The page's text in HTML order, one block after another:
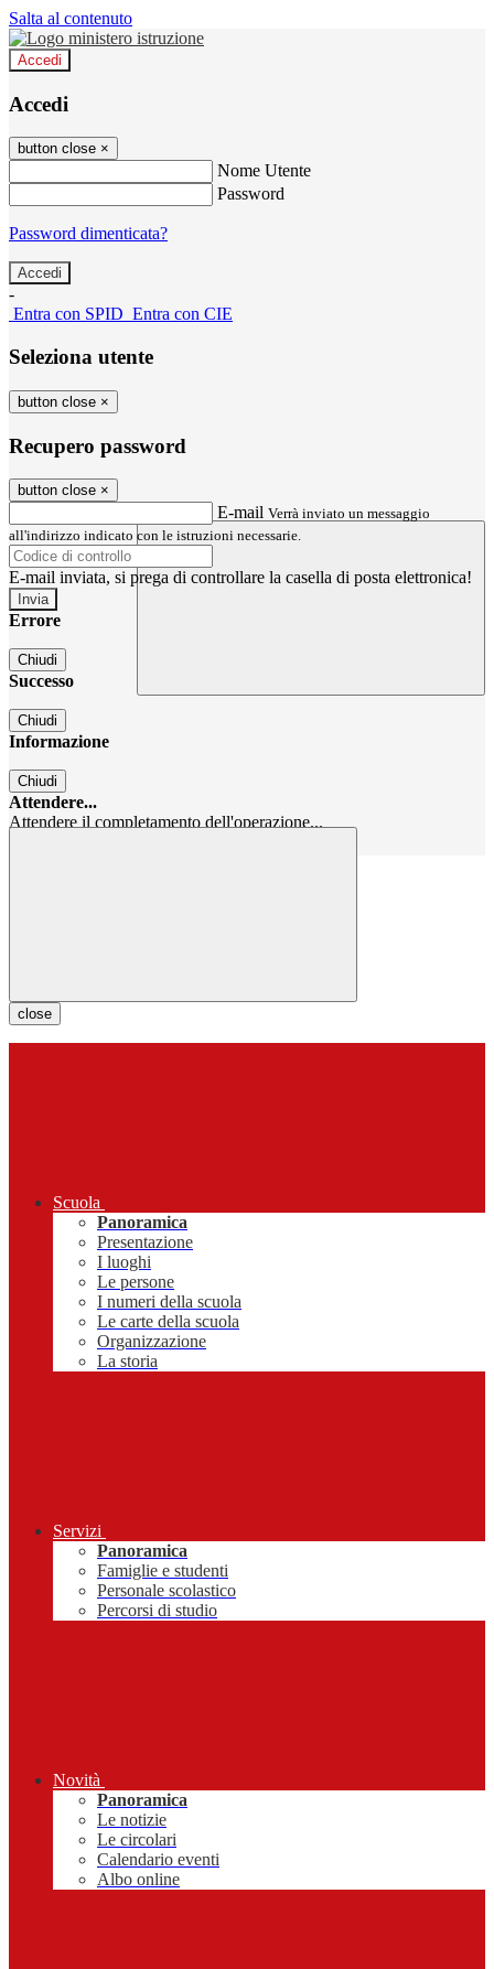
Salta al contenuto
Accedi
Accedi
button close ×
Nome Utente
Password
Password dimenticata?
-
Entra con SPID Entra con CIE
Seleziona utente
button close ×
Recupero password
button close ×
E-mail Verrà inviato un messaggio
all'indirizzo indicato con le istruzioni necessarie.
E-mail inviata, si prega di controllare la casella di posta elettronica!
Errore
Chiudi
Successo
Chiudi
Informazione
Chiudi
Attendere...
Attendere il completamento dell'operazione...
close
Scuola
Panoramica
Presentazione
I luoghi
Le persone
I numeri della scuola
Le carte della scuola
Organizzazione
La storia
Servizi
Panoramica
Famiglie e studenti
Personale scolastico
Percorsi di studio
Novità
Panoramica
Le notizie
Le circolari
Calendario eventi
Albo online